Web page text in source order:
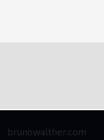
brunowalther.com